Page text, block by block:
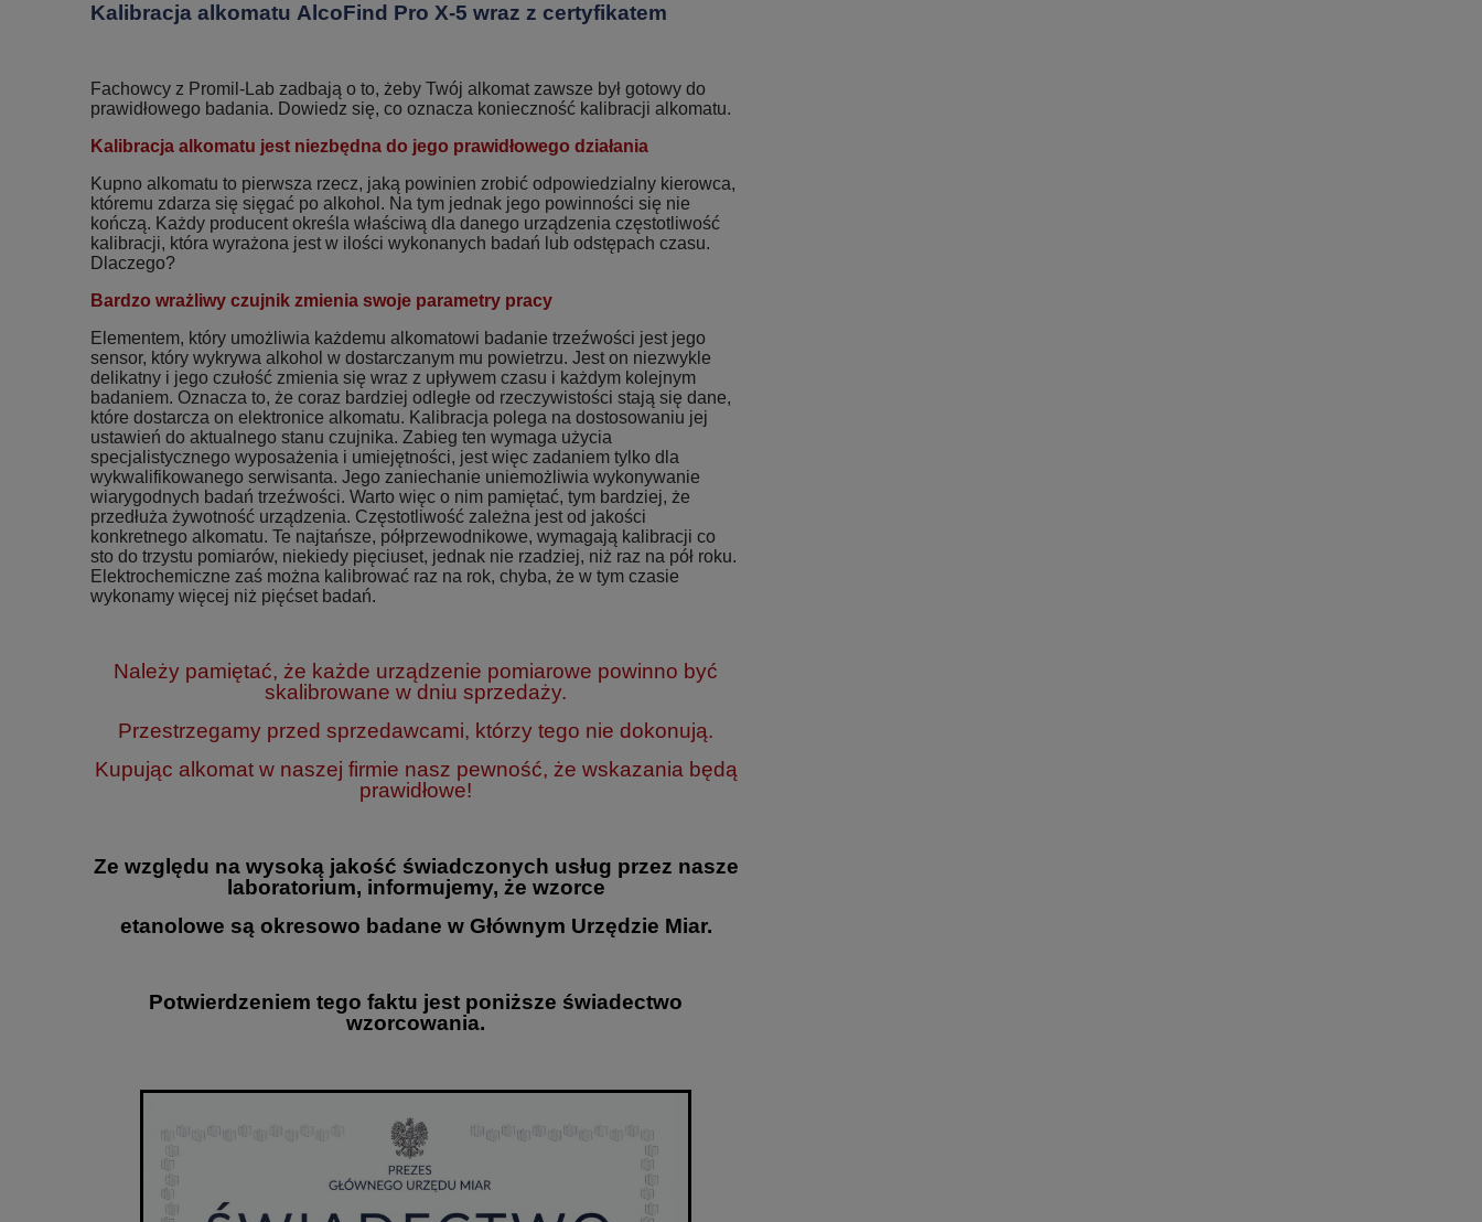
Kalibracja alkomatu AlcoFind Pro X-5 wraz z certyfikatem
Fachowcy z Promil-Lab zadbają o to, żeby Twój alkomat zawsze był gotowy do
prawidłowego badania. Dowiedz się, co oznacza konieczność kalibracji alkomatu.
Kalibracja alkomatu jest niezbędna do jego prawidłowego działania
Kupno alkomatu to pierwsza rzecz, jaką powinien zrobić odpowiedzialny kierowca,
któremu zdarza się sięgać po alkohol. Na tym jednak jego powinności się nie
kończą. Każdy producent określa właściwą dla danego urządzenia częstotliwość
kalibracji, która wyrażona jest w ilości wykonanych badań lub odstępach czasu.
Dlaczego?
Bardzo wrażliwy czujnik zmienia swoje parametry pracy
Elementem, który umożliwia każdemu alkomatowi badanie trzeźwości jest jego
sensor, który wykrywa alkohol w dostarczanym mu powietrzu. Jest on niezwykle
delikatny i jego czułość zmienia się wraz z upływem czasu i każdym kolejnym
badaniem. Oznacza to, że coraz bardziej odległe od rzeczywistości stają się dane,
które dostarcza on elektronice alkomatu. Kalibracja polega na dostosowaniu jej
ustawień do aktualnego stanu czujnika. Zabieg ten wymaga użycia
specjalistycznego wyposażenia i umiejętności, jest więc zadaniem tylko dla
wykwalifikowanego serwisanta. Jego zaniechanie uniemożliwia wykonywanie
wiarygodnych badań trzeźwości. Warto więc o nim pamiętać, tym bardziej, że
przedłuża żywotność urządzenia. Częstotliwość zależna jest od jakości
konkretnego alkomatu. Te najtańsze, półprzewodnikowe, wymagają kalibracji co
sto do trzystu pomiarów, niekiedy pięciuset, jednak nie rzadziej, niż raz na pół roku.
Elektrochemiczne zaś można kalibrować raz na rok, chyba, że w tym czasie
wykonamy więcej niż pięćset badań.
Należy pamiętać, że każde urządzenie pomiarowe powinno być
skalibrowane w dniu sprzedaży.
Przestrzegamy przed sprzedawcami, którzy tego nie dokonują.
Kupując alkomat w naszej firmie nasz pewność, że wskazania będą
prawidłowe!
Ze względu na wysoką jakość świadczonych usług przez nasze
laboratorium, informujemy, że wzorce
etanolowe są okresowo badane w Głównym Urzędzie Miar.
Potwierdzeniem tego faktu jest poniższe świadectwo
wzorcowania.